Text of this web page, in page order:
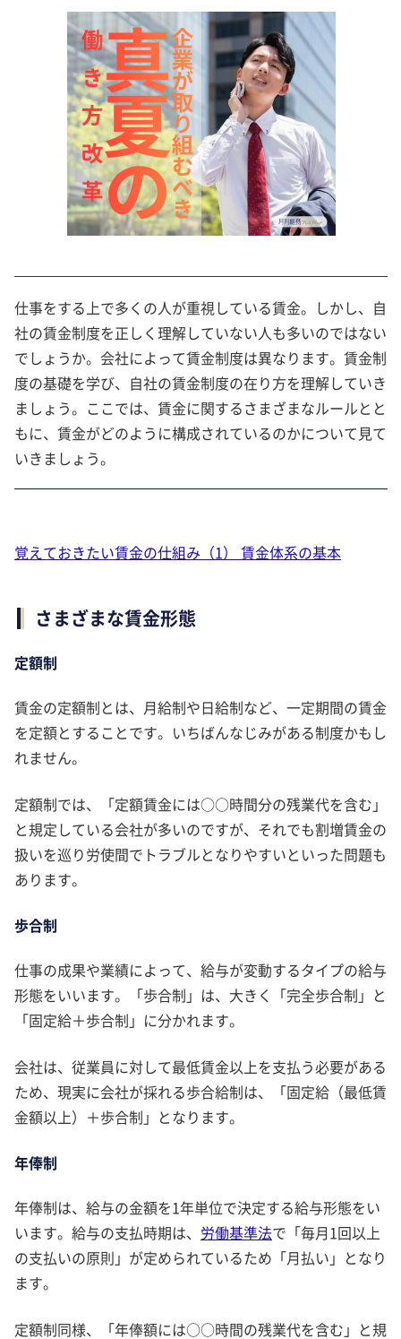
仕事をする上で多くの人が重視している賃金。しかし、自
社の賃金制度を正しく理解していない人も多いのではない
でしょうか。会社によって賃金制度は異なります。賃金制
度の基礎を学び、自社の賃金制度の在り方を理解していき
ましょう。ここでは、賃金に関するさまざまなルールとと
もに、賃金がどのように構成されているのかについて見て
いきましょう。
覚えておきたい賃金の仕組み（1） 賃金体系の基本
さまざまな賃金形態
定額制
賃金の定額制とは、月給制や日給制など、一定期間の賃金
を定額とすることです。いちばんなじみがある制度かもし
れません。
定額制では、「定額賃金には○○時間分の残業代を含む」
と規定している会社が多いのですが、それでも割増賃金の
扱いを巡り労使間でトラブルとなりやすいといった問題も
あります。
歩合制
仕事の成果や業績によって、給与が変動するタイプの給与
形態をいいます。「歩合制」は、大きく「完全歩合制」と
「固定給＋歩合制」に分かれます。
会社は、従業員に対して最低賃金以上を支払う必要がある
ため、現実に会社が採れる歩合給制は、「固定給（最低賃
金額以上）＋歩合制」となります。
年俸制
年俸制は、給与の金額を1年単位で決定する給与形態をい
います。給与の支払時期は、 労働基準法で「毎月1回以上
の支払いの原則」が定められているため「月払い」となり
ます。
定額制同様、「年俸額には○○時間の残業代を含む」と規